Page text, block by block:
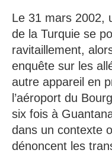
Le 31 mars 2002,
de la Turquie se
ravitaillement,
enquête sur les
autre appareil en
l’aéroport du
six fois à
dans un contexte
dénoncent les